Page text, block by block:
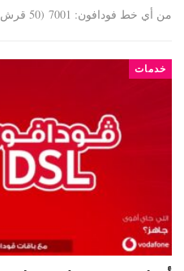
من أي خط فودافون: 7001 (50 قرش للمكالمة عدا نظام الخط).
خدمات